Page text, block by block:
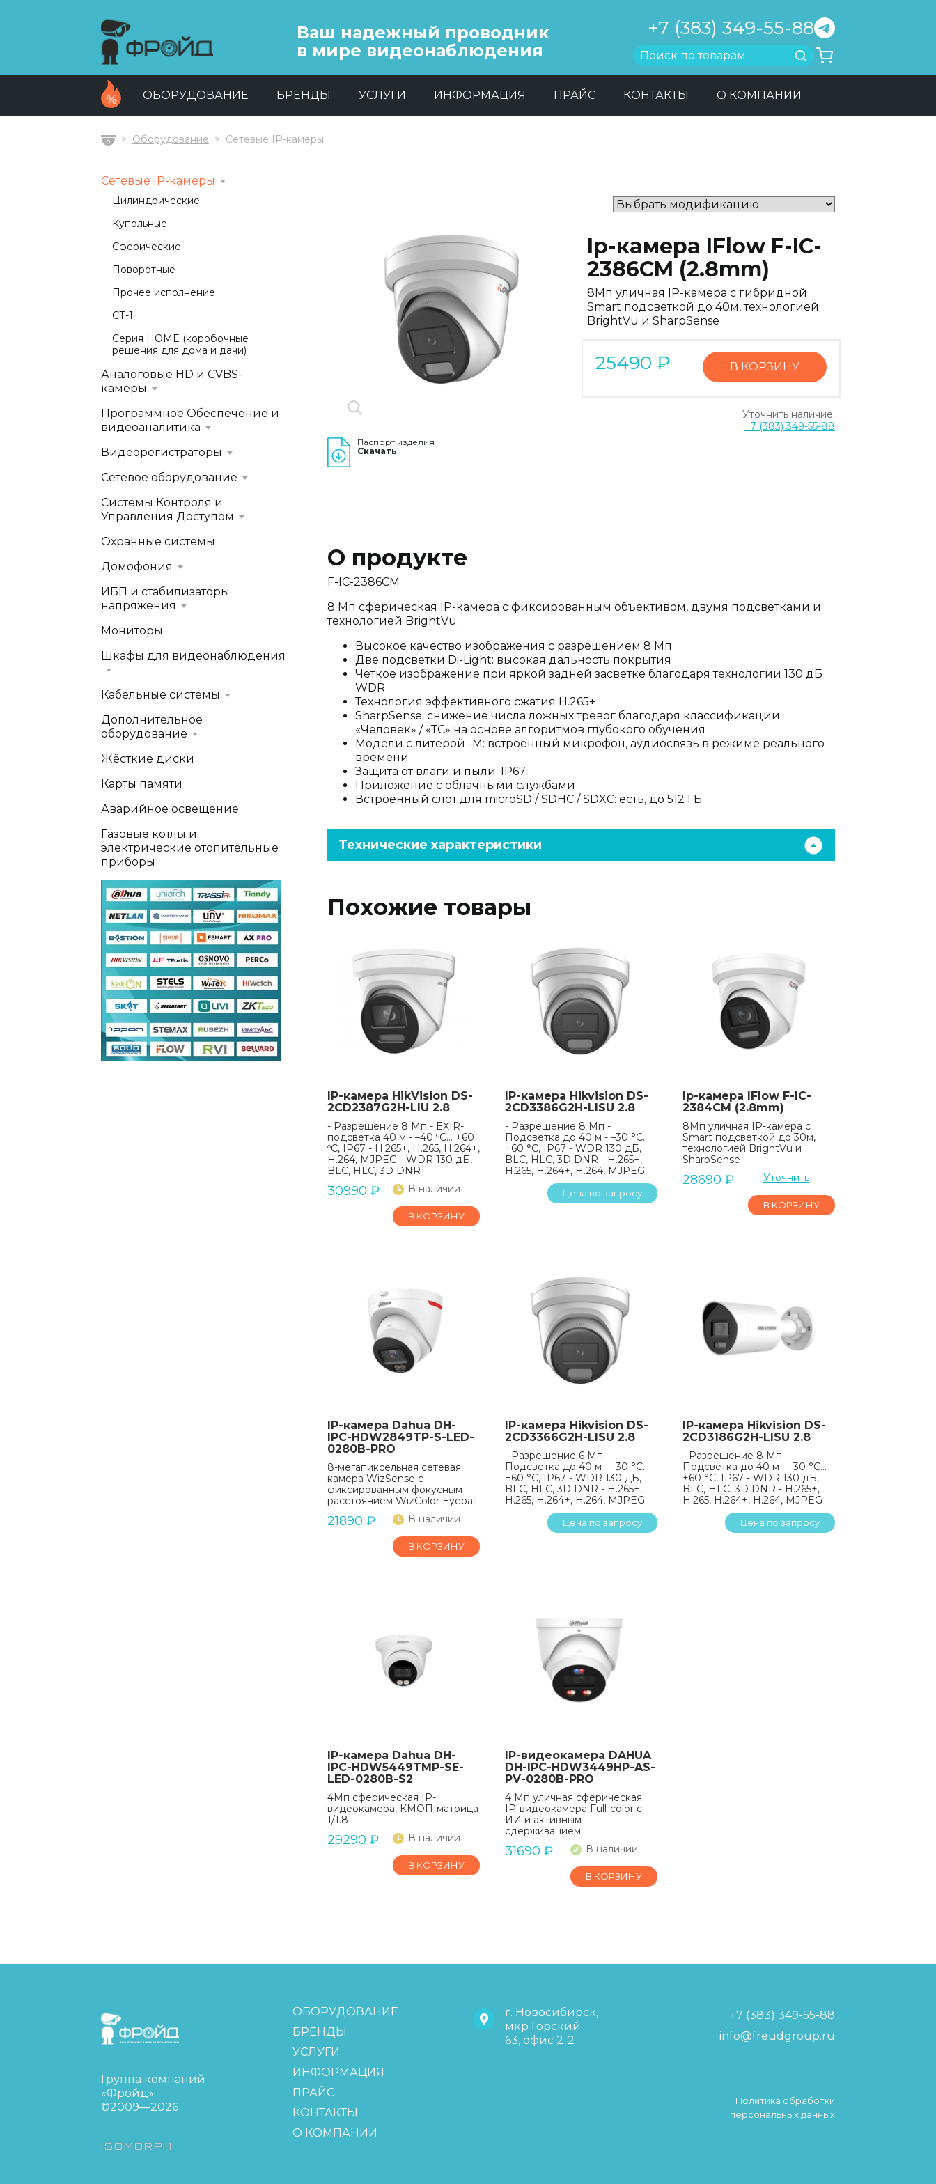
Ваш надежный проводник
в мире видеонаблюдения
+7 (383) 349-55-88
Найти
ОБОРУДОВАНИЕ БРЕНДЫ УСЛУГИ ИНФОРМАЦИЯ ПРАЙС КОНТАКТЫ О КОМПАНИИ
ГлавнаяОборудование Сетевые IP-камеры
Паспорт изделия
Скачать
Ip-камера IFlow F-IC-
2386CM (2.8mm)
8Мп уличная IP-камера с гибридной
Smart подсветкой до 40м, технологией
BrightVu и SharpSense
25490 ₽ В КОРЗИНУ
Уточнить наличие:
+7 (383) 349-55-88
О продукте
F-IC-2386CM
8 Мп сферическая IP-камера c фиксированным объективом, двумя подсветками и
технологией BrightVu.
Высокое качество изображения с разрешением 8 Мп
Две подсветки Di-Light: высокая дальность покрытия
Четкое изображение при яркой задней засветке благодаря технологии 130 дБ
WDR
Технология эффективного сжатия H.265+
SharpSense: снижение числа ложных тревог благодаря классификации
«Человек» / «ТС» на основе алгоритмов глубокого обучения
Модели с литерой -M: встроенный микрофон, аудиосвязь в режиме реального
времени
Защита от влаги и пыли: IP67
Приложение с облачными службами
Встроенный слот для microSD / SDHC / SDXC: есть, до 512 ГБ
Технические характеристики
Похожие товары
IP-камера HikVision DS-
2CD2387G2H-LIU 2.8
- Разрешение 8 Мп - EXIR-
подсветка 40 м - –40 ºC… +60
ºC, IP67 - H.265+, H.265, H.264+,
H.264, MJPEG - WDR 130 дБ,
BLC, HLC, 3D DNR
30990 ₽ В наличии
В КОРЗИНУ
IP-камера Hikvision DS-
2CD3386G2H-LISU 2.8
- Разрешение 8 Мп -
Подсветка до 40 м - –30 °C…
+60 °C, IP67 - WDR 130 дБ,
BLC, HLC, 3D DNR - H.265+,
H.265, H.264+, H.264, MJPEG
Цена по запросу
Ip-камера IFlow F-IC-
2384CM (2.8mm)
8Мп уличная IP-камера с
Smart подсветкой до 30м,
технологией BrightVu и
SharpSense
28690 ₽ Уточнить
В КОРЗИНУ
IP-камера Dahua DH-
IPC-HDW2849TP-S-LED-
0280B-PRO
8-мегапиксельная сетевая
камера WizSense с
фиксированным фокусным
расстоянием WizColor Eyeball
21890 ₽ В наличии
В КОРЗИНУ
IP-камера Hikvision DS-
2CD3366G2H-LISU 2.8
- Разрешение 6 Мп -
Подсветка до 40 м - –30 °C…
+60 °C, IP67 - WDR 130 дБ,
BLC, HLC, 3D DNR - H.265+,
H.265, H.264+, H.264, MJPEG
Цена по запросу
IP-камера Hikvision DS-
2CD3186G2H-LISU 2.8
- Разрешение 8 Мп -
Подсветка до 40 м - –30 °C…
+60 °C, IP67 - WDR 130 дБ,
BLC, HLC, 3D DNR - H.265+,
H.265, H.264+, H.264, MJPEG
Цена по запросу
IP-камера Dahua DH-
IPC-HDW5449TMP-SE-
LED-0280B-S2
4Мп сферическая IP-
видеокамера, КМОП-матрица
1/1.8
29290 ₽ В наличии
В КОРЗИНУ
IP-видеокамера DAHUA
DH-IPC-HDW3449HP-AS-
PV-0280B-PRO
4 Mп уличная сферическая
IP-видеокамера Full-color с
ИИ и активным
сдерживанием.
31690 ₽ В наличии
В КОРЗИНУ
Сетевые IP-камеры
Цилиндрические
Купольные
Сферические
Поворотные
Прочее исполнение
СТ-1
Серия HOME (коробочные
решения для дома и дачи)
Аналоговые HD и CVBS-
камеры
Программное Обеспечение и
видеоаналитика
Видеорегистраторы
Сетевое оборудование
Системы Контроля и
Управления Доступом
Охранные системы
Домофония
ИБП и стабилизаторы
напряжения
Мониторы
Шкафы для видеонаблюдения
Кабельные системы
Дополнительное
оборудование
Жёсткие диски
Карты памяти
Аварийное освещение
Газовые котлы и
электрические отопительные
приборы
FreudGroup
Группа компаний
«Фройд»
©2009—2026
ISOMORPH
ОБОРУДОВАНИЕ
БРЕНДЫ
УСЛУГИ
ИНФОРМАЦИЯ
ПРАЙС
КОНТАКТЫ
О КОМПАНИИ
г. Новосибирск,
мкр Горский
63, офис 2-2
+7 (383) 349-55-88
info@freudgroup.ru
Политика обработки
персональных данных